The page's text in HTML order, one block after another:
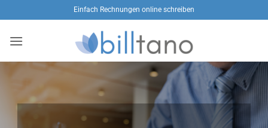
Inhalt
springen
Einfach Rechnungen online schreiben